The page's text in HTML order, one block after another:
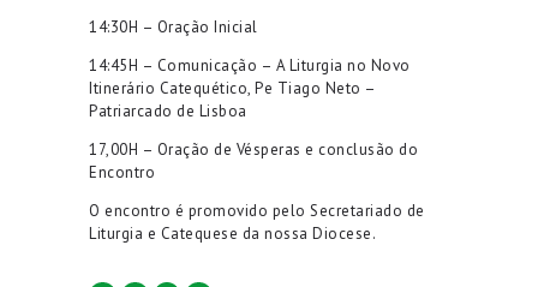
14:30H – Oração Inicial
14:45H – Comunicação – A Liturgia no Novo
Itinerário Catequético, Pe Tiago Neto –
Patriarcado de Lisboa
17,00H – Oração de Vésperas e conclusão do
Encontro
O encontro é promovido pelo Secretariado de
Liturgia e Catequese da nossa Diocese.